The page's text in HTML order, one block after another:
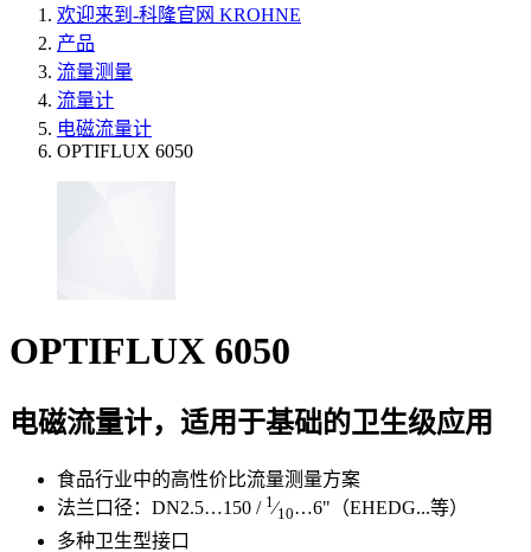
欢迎来到-科隆官网 KROHNE
产品
流量测量
流量计
电磁流量计
OPTIFLUX 6050
OPTIFLUX 6050
电磁流量计，适用于基础的卫生级应用
食品行业中的高性价比流量测量方案
法兰口径：DN2.5…150 / 1⁄10…6"（EHEDG...等）
多种卫生型接口